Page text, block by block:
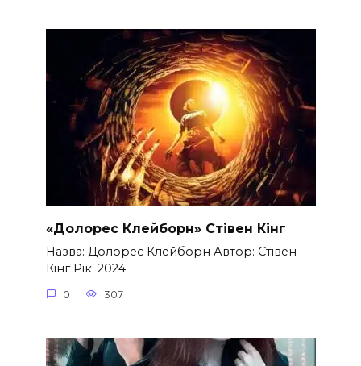
«Долорес Клейборн» Стівен Кінг
Назва: Долорес Клейборн Автор: Стівен
Кінг Рік: 2024
0 307